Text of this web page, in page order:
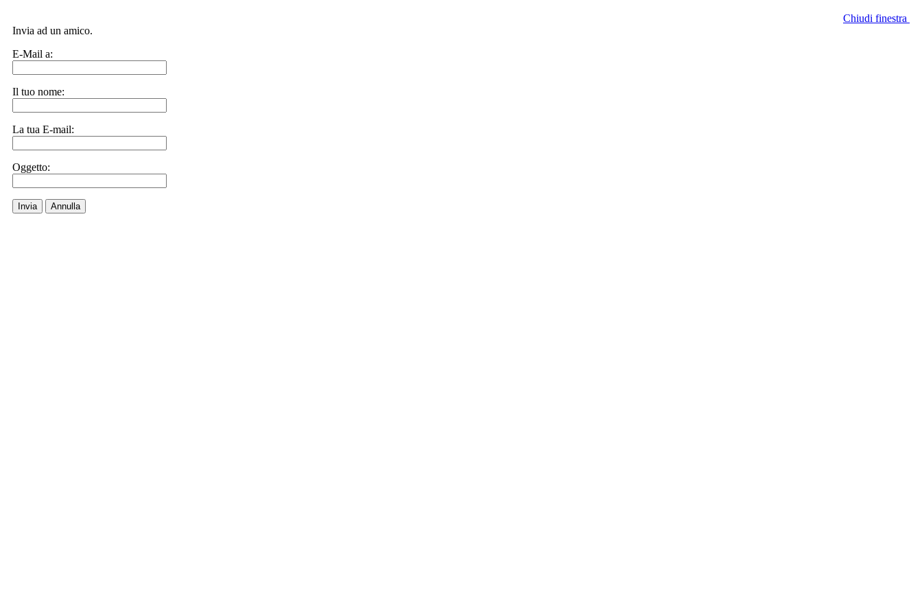
Chiudi finestra
Invia ad un amico.
E-Mail a:
Il tuo nome:
La tua E-mail:
Oggetto:
Invia Annulla